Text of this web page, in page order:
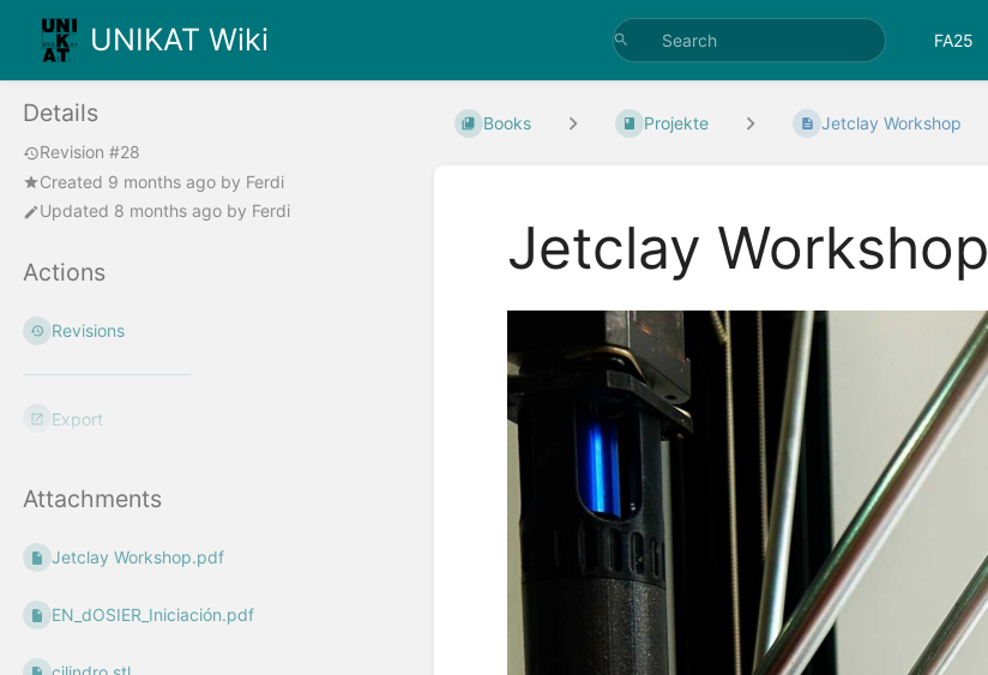
UNIKAT Wiki FA25
Details
Revision #28
Created 9 months ago by Ferdi
Updated 8 months ago by Ferdi
Actions
Revisions
Export
Attachments
Jetclay Workshop.pdf
EN_dOSIER_Iniciación.pdf
Books Projekte Jetclay Workshop
Jetclay Workshop